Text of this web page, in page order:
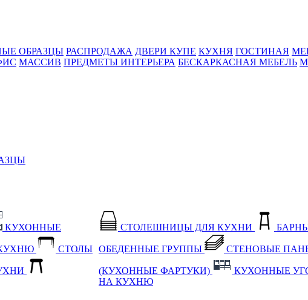
ОБРАЗЦЫ РАСПРОДАЖА ДВЕРИ КУПЕ КУХНЯ ГОСТИНАЯ
МАССИВ ПРЕДМЕТЫ ИНТЕРЬЕРА БЕСКАРКАСНАЯ МЕБЕЛЬ
КУХОННЫЕ
СТОЛЫ
СТОЛЕШНИЦЫ ДЛЯ КУХНИ
ОБЕДЕННЫЕ ГРУППЫ СТЕНОВЫЕ
(КУХОННЫЕ ФАРТУКИ) КУХОННЫЕ
НА КУХНЮ